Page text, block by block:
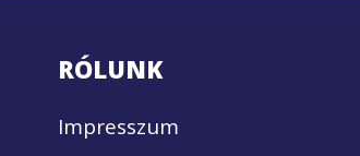
RÓLUNK
Impresszum